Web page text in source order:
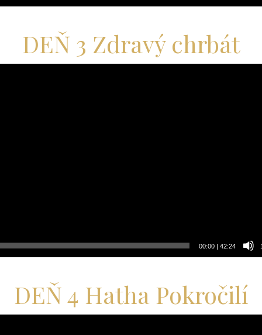
DEŇ 3 Zdravý chrbát
00:00 | 42:24
DEŇ 4 Hatha Pokročilí